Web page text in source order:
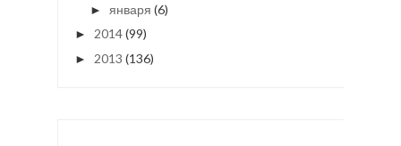
► января (6)
► 2014(99)
► 2013 (136)